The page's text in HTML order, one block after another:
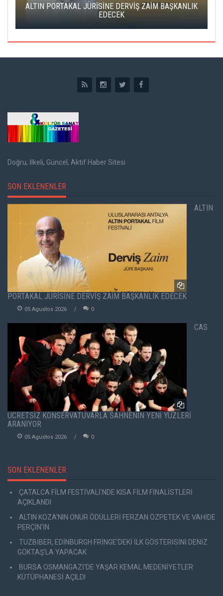
ALTIN PORTAKAL JÜRİSİNE DERVİŞ ZAİM BAŞKANLIK
EDECEK
Doğru, İlkeli, Güncel, Aktif Haber Sitesi
SON EKLENENLER
ALTIN
PORTAKAL JÜRİSİNE DERVİŞ ZAİM BAŞKANLIK EDECEK
05 Agustos 2026 0
CAS
ÜCRETSİZ KONSERVATUVARLA SAHNENİN YENİ YÜZLERİ
ARANIYOR
05 Agustos 2026 0
SON EKLENENLER
ÇATALCA FİLM FESTİVALİ'NDE KISA FİLM FİNALİSTLERİ
AÇIKLANDI
ALTIN KOZA'NIN ONUR ÖDÜLLERİ FERZAN ÖZPETEK VE VAHİDE
PERÇİN'İN
TUZBİBER, EDİNBURGH FRİNGE'DEKİ İLK GÖSTERİSİNİ DENİZ
GÖKTAŞ'LA YAPACAK
BURSA OSMANGAZİ'DE YAŞAR KEMAL MEDENİYETLER
KÜTÜPHANESİ AÇILDI